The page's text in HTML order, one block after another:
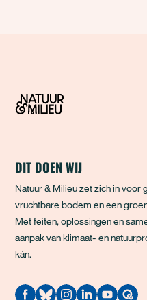
DIT DOEN WIJ
Natuur & Milieu zet zich in voor
vruchtbare bodem en een
Met feiten, oplossingen en
aanpak van klimaat- en
kán.